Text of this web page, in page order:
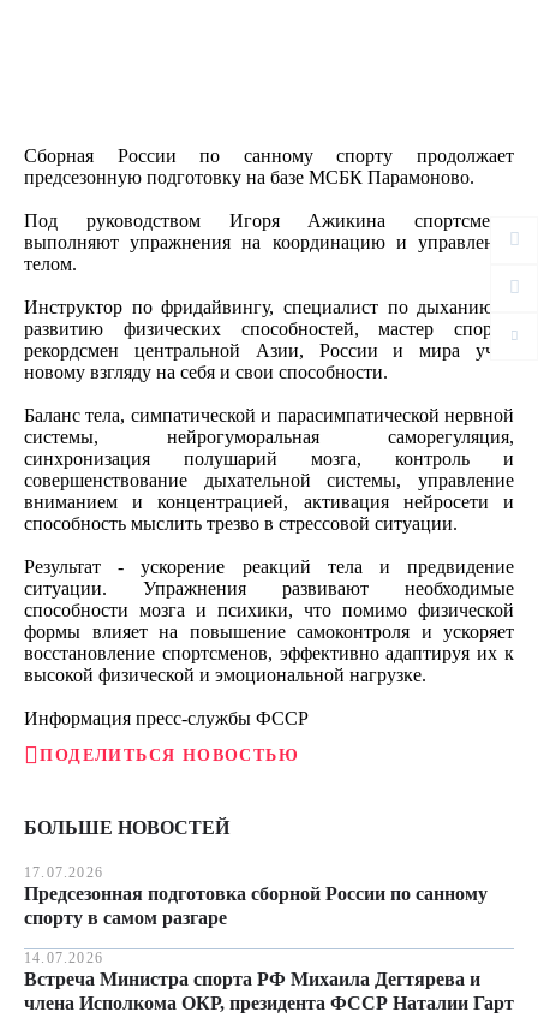
Сборная России по санному спорту продолжает
предсезонную подготовку на базе МСБК Парамоново.
Под руководством Игоря Ажикина спортсмены
выполняют упражнения на координацию и управление
телом.
Инструктор по фридайвингу, специалист по дыханию и
развитию физических способностей, мастер спорта,
рекордсмен центральной Азии, России и мира учит
новому взгляду на себя и свои способности.
Баланс тела, симпатической и парасимпатической нервной
системы, нейрогуморальная саморегуляция,
синхронизация полушарий мозга, контроль и
совершенствование дыхательной системы, управление
вниманием и концентрацией, активация нейросети и
способность мыслить трезво в стрессовой ситуации.
Результат - ускорение реакций тела и предвидение
ситуации. Упражнения развивают необходимые
способности мозга и психики, что помимо физической
формы влияет на повышение самоконтроля и ускоряет
восстановление спортсменов, эффективно адаптируя их к
высокой физической и эмоциональной нагрузке.
Информация пресс-службы ФССР
ПОДЕЛИТЬСЯ НОВОСТЬЮ
БОЛЬШЕ НОВОСТЕЙ
17.07.2026
Предсезонная подготовка сборной России по санному
спорту в самом разгаре
14.07.2026
Встреча Министра спорта РФ Михаила Дегтярева и
члена Исполкома ОКР, президента ФССР Наталии Гарт